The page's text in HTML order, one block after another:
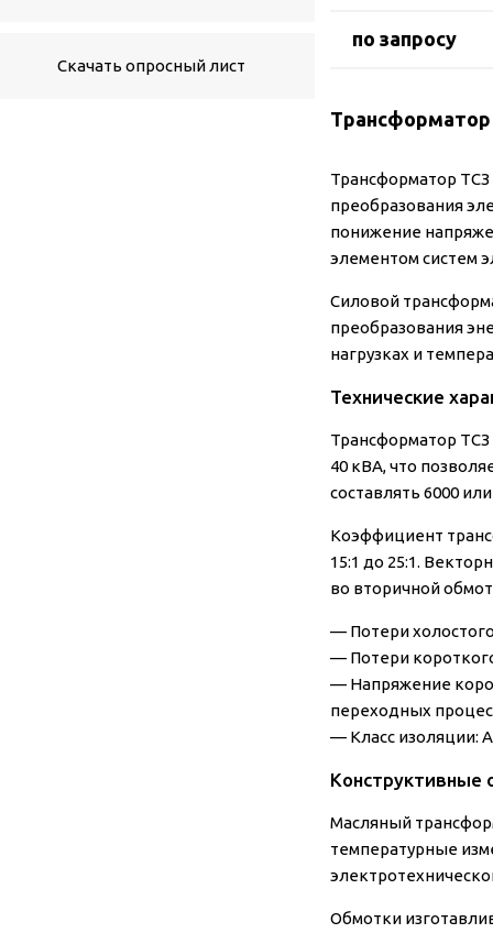
Скачать опросный лист
по запросу
Трансформатор
преобразования
понижение
элементом систем
Силовой
преобразования
нагрузках и
Технические
Трансформатор
40 кВА, что
составлять 6000
Коэффициент
15:1 до 25:1.
во вторичной
— Потери
— Потери
— Напряжение
переходных
— Класс изоляции:
Конструктивные
Масляный
температурные
Обмотки